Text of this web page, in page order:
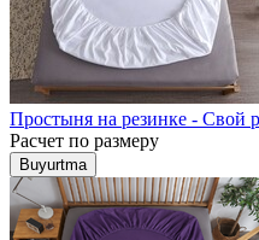
Простыня на резинке - Свой
Расчет по размеру
Buyurtma